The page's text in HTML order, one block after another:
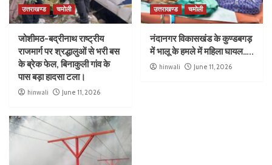
उत्तराखण्ड चमोली
जोशीमठ-बद्रीनाथ राष्ट्रीय
राजमार्ग पर श्रद्धालुओं से भरी बस
के ब्रेक फेल, बिनाकुली गांव के
पास बड़ा हादसा टला।
hinwali June 11, 2026
उत्तराखण्ड चमोली
नंदानगर विकासखंड के कुण्डबगड़
में भालू के हमले में महिला घायल…..
hinwali June 11, 2026